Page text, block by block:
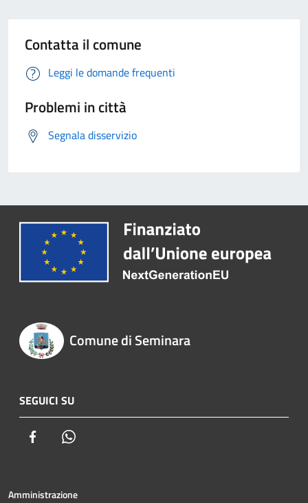
Contatta il comune
Leggi le domande frequenti
Problemi in città
Segnala disservizio
Comune di Seminara
SEGUICI SU
Facebook
Amministrazione